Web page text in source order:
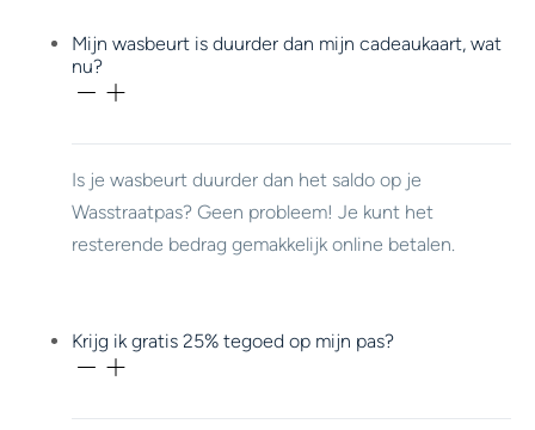
Mijn wasbeurt is duurder dan mijn cadeaukaart, wat
nu?
Is je wasbeurt duurder dan het saldo op je
Wasstraatpas? Geen probleem! Je kunt het
resterende bedrag gemakkelijk online betalen.
Krijg ik gratis 25% tegoed op mijn pas?